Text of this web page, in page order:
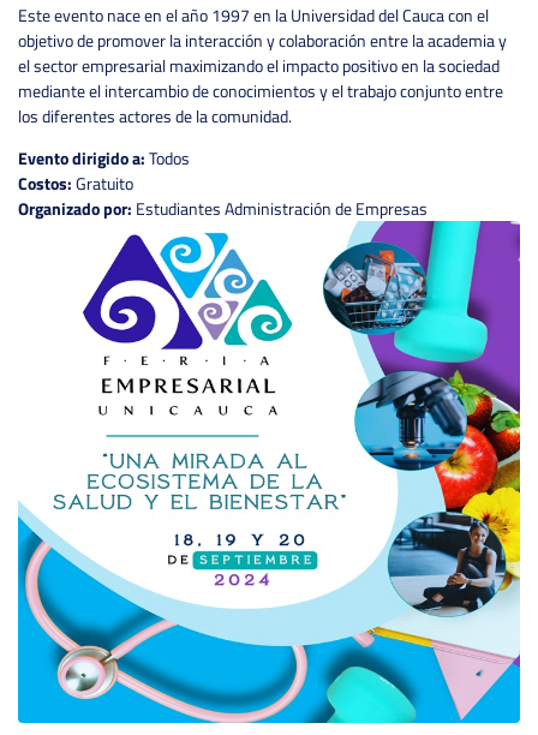
Este evento nace en el año 1997 en la Universidad del Cauca con el
objetivo de promover la interacción y colaboración entre la academia y
el sector empresarial maximizando el impacto positivo en la sociedad
mediante el intercambio de conocimientos y el trabajo conjunto entre
los diferentes actores de la comunidad.
Evento dirigido a:Todos
Costos:Gratuito
Organizado por: Estudiantes Administración de Empresas